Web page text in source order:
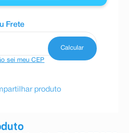
sei meu CEP
produto